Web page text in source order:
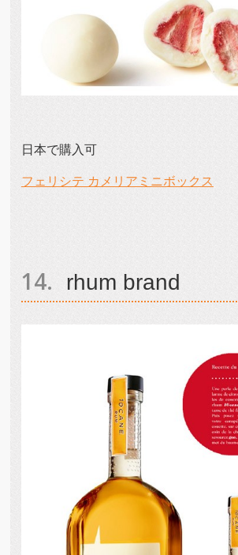
日本で購入可
フェリシテ カメリアミニボックス
rhum brand